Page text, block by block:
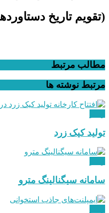
(تقویم تاریخ
مطالب مرتبط
مرتبط نوشته ها
تولید کیک زرد
سامانه سیگنالینگ مترو